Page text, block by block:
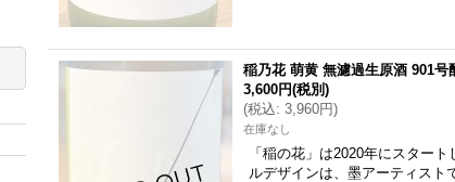
稲乃花 萌黄 無濾過生原酒 901号
3,600円(税別)
(税込: 3,960円)
在庫なし
「稲の花」は2020年にスター
ルデザインは、墨アーティスト